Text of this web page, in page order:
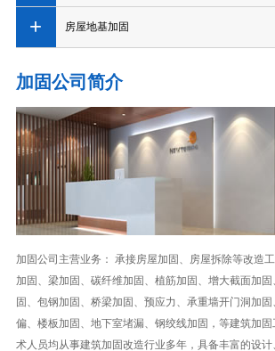
房屋地基加固
加固公司简介
加固公司主营业务： 承接房屋加固、房屋拆除等改造
加固、梁加固、碳纤维加固、植筋加固、增大截面加
固、包钢加固、桥梁加固、预应力、承重墙开门洞加
偏、楼板加固、地下室堵漏、钢绞线加固，等建筑加
术人员均从事建筑加固改造行业多年，具备丰富的设